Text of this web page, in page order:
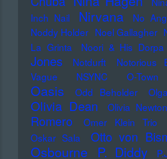
Inch Nail
Nirvana No
Noddy Holder Noel Gallagher
La Grinta
Noori & His Dorpa
Jones
Notdurft Notorious
Vague
NSYNC O-Town
Oasis Odd Beholder
Olivia Dean Olivia
Romero
Omer Klein Trio
Oskar Sala
Otto von
Osbourne
P. Diddy